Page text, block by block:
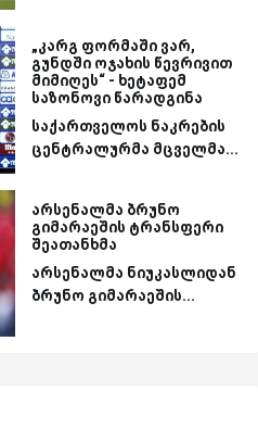
„კარგ ფორმაში ვარ,
გუნდში ოჯახის წევრივით
მიმიღეს“ - ხეტაფემ
საზონოვი წარადგინა
საქართველოს ნაკრების
ცენტრალურმა მცველმა...
არსენალმა ბრუნო
გიმარაეშის ტრანსფერი
შეათანხმა
არსენალმა ნიუკასლიდან
ბრუნო გიმარაეშის...